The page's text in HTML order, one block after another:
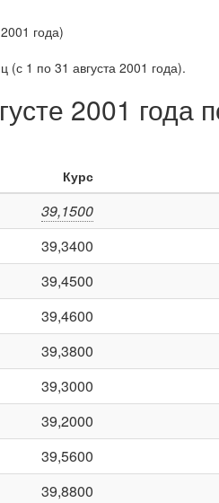
(с 1 по 31 августа 2001 года).
2001 года
Курс
39,1500
39,3400
39,4500
39,4600
39,3800
39,3000
39,2000
39,5600
39,8800